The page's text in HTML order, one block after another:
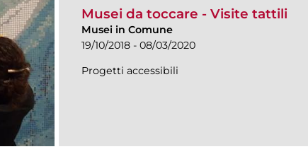
Musei da toccare - Visite tattili
Musei in Comune
19/10/2018 - 08/03/2020
Progetti accessibili